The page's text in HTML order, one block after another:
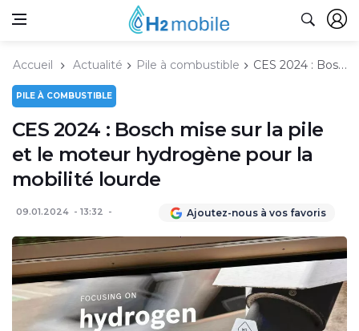
Accueil Actualité Pile à combustible CES 2024 : Bosch mise sur la pile et le moteur hydrogène pour la mobilité lourde
PILE À COMBUSTIBLE
CES 2024 : Bosch mise sur la pile
et le moteur hydrogène pour la
mobilité lourde
09.01.2024 13:32 Ajoutez-nous à vos favoris